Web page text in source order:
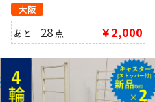
大阪
あと 28 点 ￥2,000